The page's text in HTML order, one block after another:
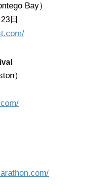
Bay）
日
）